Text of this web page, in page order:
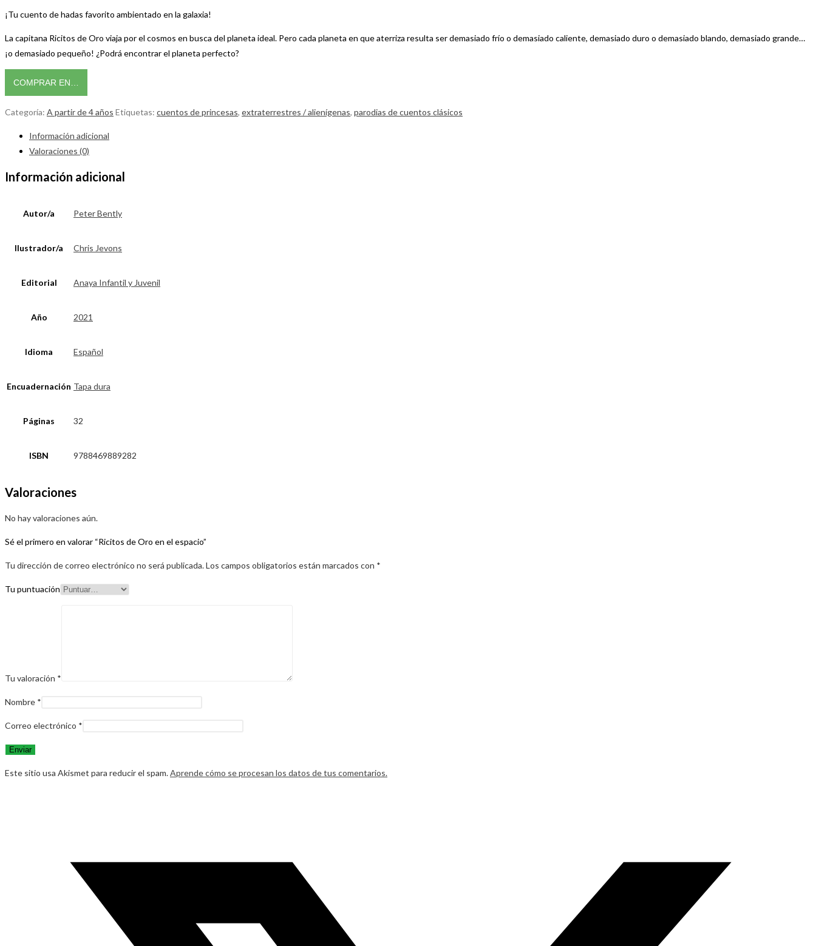
¡Tu cuento de hadas favorito ambientado en la galaxia!
La capitana Ricitos de Oro viaja por el cosmos en busca del planeta ideal. Pero cada planeta en que aterriza resulta ser demasiado frío o demasiado caliente, demasiado duro o demasiado blando, demasiado grande…
¡o demasiado pequeño! ¿Podrá encontrar el planeta perfecto?
COMPRAR EN…
Categoría: A partir de 4 años Etiquetas: cuentos de princesas, extraterrestres / alienígenas, parodias de cuentos clásicos
Información adicional
Valoraciones (0)
Información adicional
Autor/a Peter Bently
Ilustrador/a Chris Jevons
Editorial Anaya Infantil y Juvenil
Año 2021
Idioma Español
Encuadernación Tapa dura
Páginas 32
ISBN 9788469889282
Valoraciones
No hay valoraciones aún.
Sé el primero en valorar “Ricitos de Oro en el espacio”
Tu dirección de correo electrónico no será publicada.Los campos obligatorios están marcados con *
Tu puntuación
Tu valoración *
Nombre *
Correo electrónico *
Este sitio usa Akismet para reducir el spam.Aprende cómo se procesan los datos de tus comentarios.